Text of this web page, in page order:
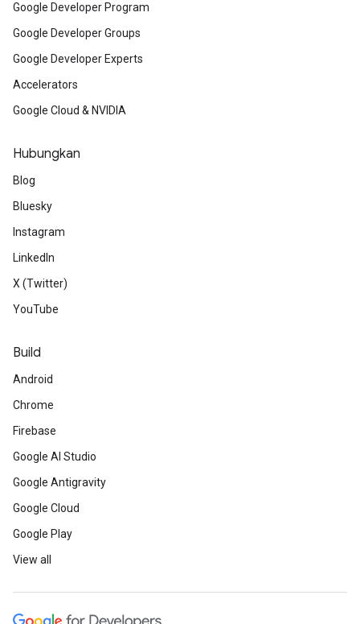
Google Developer Program
Google Developer Groups
Google Developer Experts
Accelerators
Google Cloud & NVIDIA
Hubungkan
Blog
Bluesky
Instagram
LinkedIn
X (Twitter)
YouTube
Build
Android
Chrome
Firebase
Google AI Studio
Google Antigravity
Google Cloud
Google Play
View all